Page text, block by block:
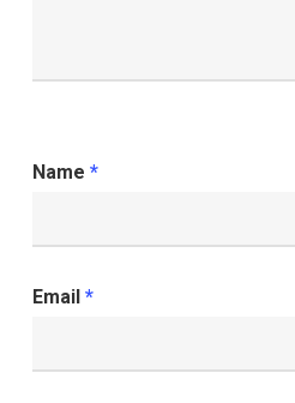
Name *
Email *